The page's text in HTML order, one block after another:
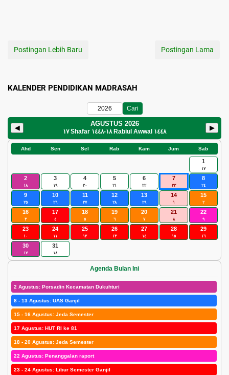
Postingan Lebih Baru Postingan Lama
KALENDER PENDIDIKAN MADRASAH
Cari
◀
AGUSTUS 2026
١٧ Shafar ١٤٤٨- ١٨ Rabiul Awwal ١٤٤٨ ▶
Ahd Sen Sel Rab Kam Jum Sab
1
١٧
2
١٨
3
١٩
4
٢٠
5
٢١
6
٢٢
7
٢٣
8
٢٤
9
٢٥
10
٢٦
11
٢٧
12
٢٨
13
٢٩
14
١
15
٢
16
٣
17
٤
18
٥
19
٦
20
٧
21
٨
22
٩
23
١٠
24
١١
25
١٢
26
١٣
27
١٤
28
١٥
29
١٦
30
١٧
31
١٨
Agenda Bulan Ini
2 Agustus: Porsadin Kecamatan Dukuhturi
8 - 13 Agustus: UAS Ganjil
15 - 16 Agustus: Jeda Semester
17 Agustus: HUT RI ke 81
18 - 20 Agustus: Jeda Semester
22 Agustus: Penanggalan raport
23 - 24 Agustus: Libur Semester Ganjil